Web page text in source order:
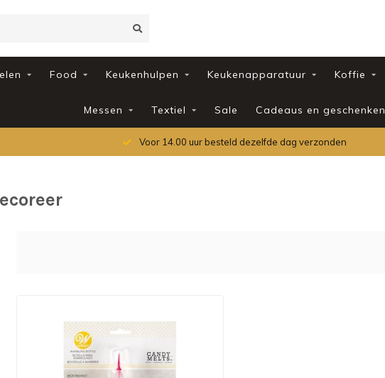
Food Keukenhulpen Keukenapparatuur Koffie
Messen Textiel Sale Cadeaus en geschenken
Voor 14.00 uur besteld dezelfde dag verzonden